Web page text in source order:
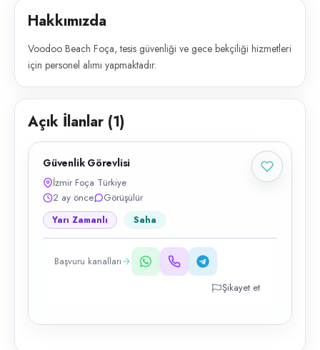
Hakkımızda
Voodoo Beach Foça, tesis güvenliği ve gece bekçiliği hizmetleri
için personel alımı yapmaktadır.
Açık İlanlar (1)
Güvenlik Görevlisi
İzmir Foça Türkiye
2 ay önce
Görüşülür
Yarı Zamanlı Saha
Başvuru kanalları
Şikayet et